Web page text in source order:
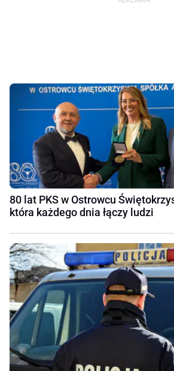
80 lat PKS w Ostrowcu
która każdego dnia łączy ludzi